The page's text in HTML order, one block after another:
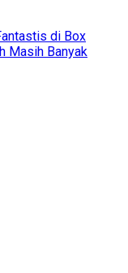
di Box
Masih Banyak